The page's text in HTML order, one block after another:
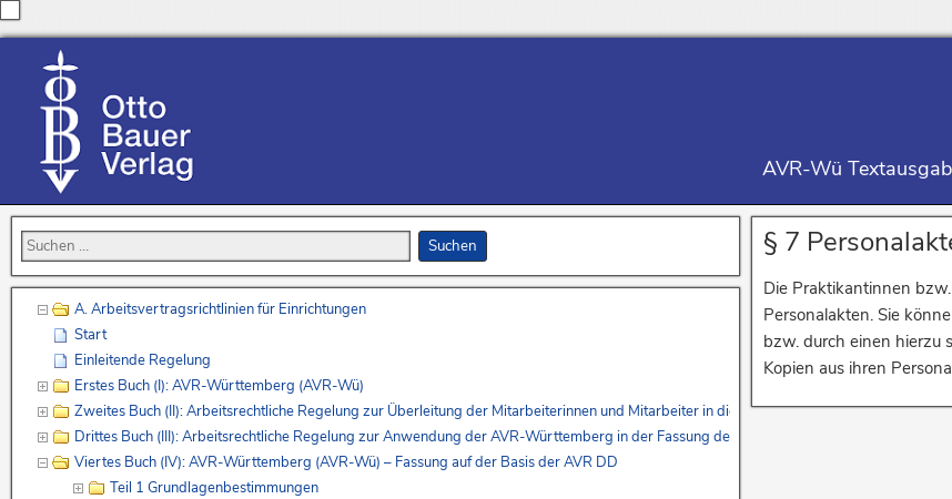
AVR-Wü
§ 7
Die Praktikantinnen
Personalakten. Sie
bzw. durch einen hierzu
Kopien aus ihren
A. Arbeitsvertragsrichtlinien für Einrichtungen
Start
Einleitende Regelung
Erstes Buch (I): AVR-Württemberg (AVR-Wü)
Zweites Buch (II): Arbeitsrechtliche Regelung zur Überleitung der Mitarbeiterinnen und Mitarbeiter in die AVR-Württemberg – Erstes
Drittes Buch (III): Arbeitsrechtliche Regelung zur Anwendung der AVR-Württemberg in der Fassung des Vierten Buches und zur
Viertes Buch (IV): AVR-Württemberg (AVR-Wü) – Fassung auf der Basis der AVR DD
Teil 1 Grundlagenbestimmungen